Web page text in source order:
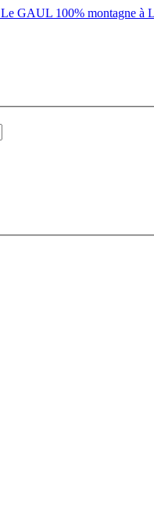
Le GAUL 100% montagne à